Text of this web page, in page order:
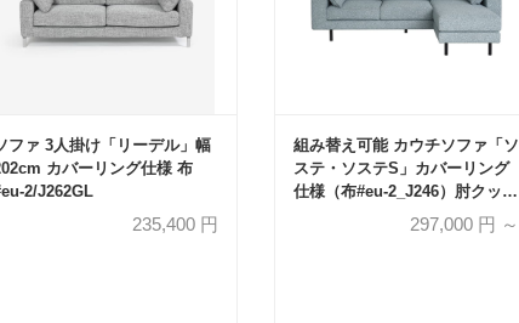
ファ 3人掛け「リーデル」幅
カバーリング仕様 布
2/J262GL
235,400 円
組み替え可能 カウチソファ「ソ
ステ・ソステS」カバーリング
仕様（布#eu-2_J246）肘クッシ
ョン2個付き 全2サイズ 脚全3タ
イプ【受注生産品】
297,000 円 ～